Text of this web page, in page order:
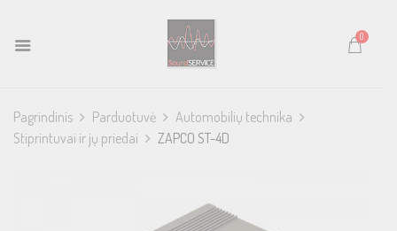
0
Pagrindinis Parduotuvė
Automobilių technika
Stiprintuvai ir jų priedai
ZAPCO ST-4D